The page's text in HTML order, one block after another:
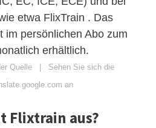
etwa FlixTrain . Das
im persönlichen Abo zum
erhältlich.
Quelle | Sehen Sie sich die
an
Flixtrain aus?